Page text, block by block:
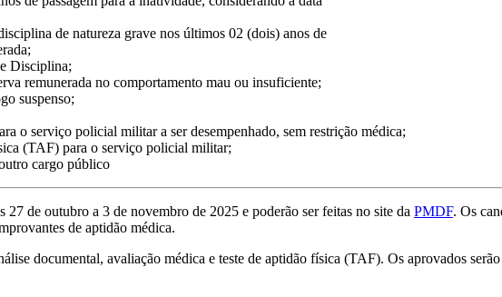
de natureza grave nos últimos 02 (dois) anos de
Disciplina;
remunerada no comportamento mau ou insuficiente;
suspenso;
o serviço policial militar a ser desempenhado, sem restrição médica;
(TAF) para o serviço policial militar;
cargo público
27 de outubro a 3 de novembro de 2025 e poderão ser feitas no site da PMDF. Os
de aptidão médica.
documental, avaliação médica e teste de aptidão física (TAF). Os aprovados